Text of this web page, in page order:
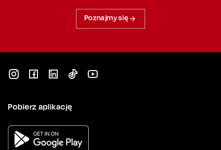
Poznajmy się
Pobierz aplikację